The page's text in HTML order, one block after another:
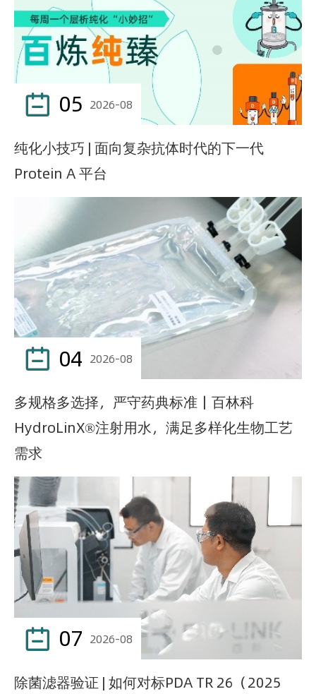
 05 2026-08
纯化小技巧 | 面向复杂抗体时代的下一代
Protein A 平台
 04 2026-08
多规格多选择，严守药典标准｜百林科
HydroLinX®注射用水，满足多样化生物工艺
需求
 07 2026-08
除菌滤器验证 | 如何对标PDA TR 26（2025